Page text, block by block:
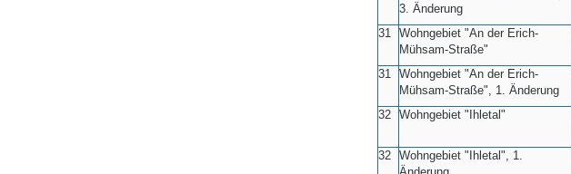
3. Änderung
31
Wohngebiet "An der Erich-
Mühsam-Straße"
31
Wohngebiet "An der Erich-
Mühsam-Straße", 1. Änderung
32 Wohngebiet "Ihletal"
32
Wohngebiet "Ihletal", 1.